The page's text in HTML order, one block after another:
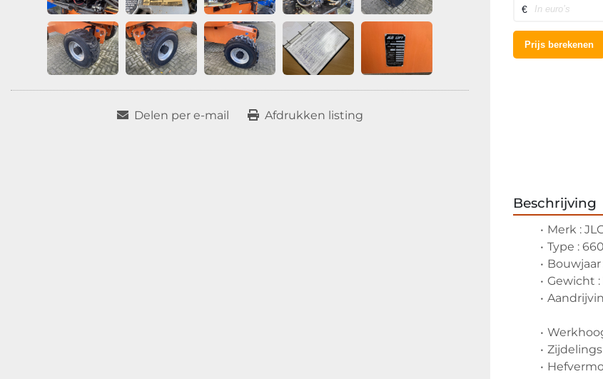
Delen per e-mail Afdrukken listing
Beschrijving
Merk :
Type :
Gewicht :